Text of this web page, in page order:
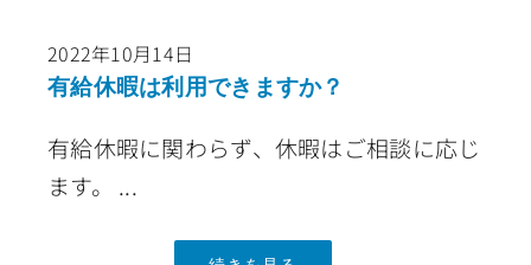
2022年10月14日
有給休暇は利用できますか？
有給休暇に関わらず、休暇はご相談に応じ
ます。 ...